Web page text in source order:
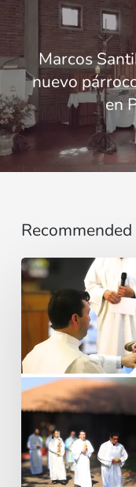
Marcos
nuevo
en
Recommended
“Un
sí
nace
del
encuentro”:
Testimonio
de
Manuel